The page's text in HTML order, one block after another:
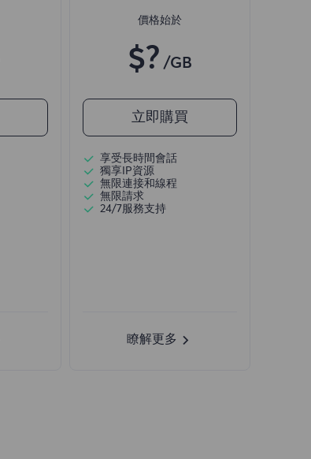
價格始於
$? /GB
立即購買
享受長時間會話
獨享IP資源
無限連接和線程
無限請求
24/7服務支持
瞭解更多